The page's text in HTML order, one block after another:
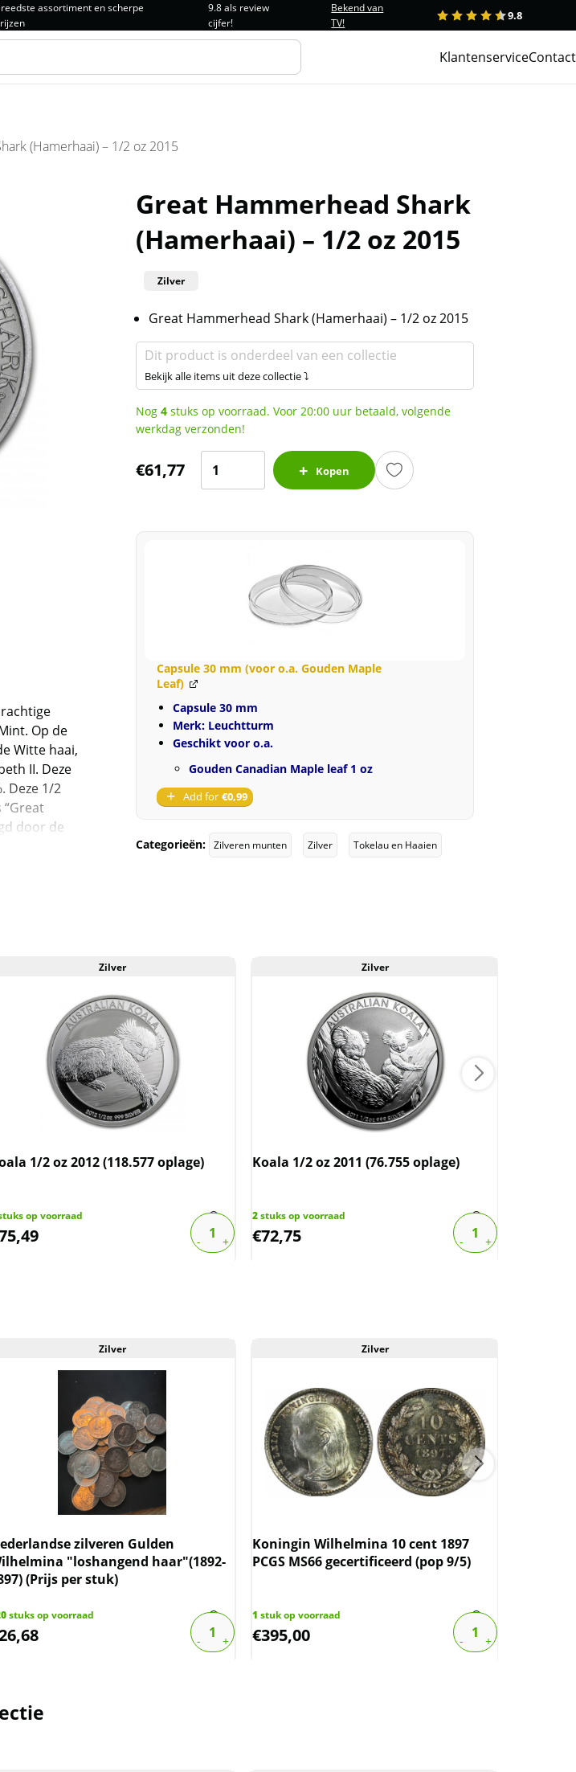
assortiment en scherpe
9.8 als review
cijfer!
Bekend van
TV!
1 2 3 4 5 9.8
KlantenserviceContact
(Hamerhaai) – 1/2 oz 2015
Op de
Witte haai,
II. Deze
Deze 1/2
door de
Echter
en/of
Dit
wij
de website
Great Hammerhead Shark
(Hamerhaai) – 1/2 oz 2015
Zilver
Great Hammerhead Shark (Hamerhaai) – 1/2 oz 2015
Dit product is onderdeel van een collectie
Bekijk alle items uit deze collectie ⤵
Nog4 stuks op voorraad. Voor 20:00 uur betaald, volgende
werkdag verzonden!
€61,77
Hammerhead
Kopen
Capsule 30 mm (voor o.a. Gouden Maple
Leaf)
Capsule 30 mm
Merk: Leuchtturm
Geschikt voor o.a.
Gouden Canadian Maple leaf 1 oz
Add for €0,99
Categorieën: Zilveren munten Zilver Tokelau en Haaien
Zilver
1/2 oz 2012 (118.577 oplage)
op voorraad
Zilver
Koala 1/2 oz 2011 (76.755 oplage)
2stuks op voorraad
€72,75
Zilver
zilveren Gulden
"loshangend haar"(1892-
(Prijs per stuk)
stuks op voorraad
Zilver
Koningin Wilhelmina 10 cent 1897
PCGS MS66 gecertificeerd (pop 9/5)
1 stuk op voorraad
€395,00